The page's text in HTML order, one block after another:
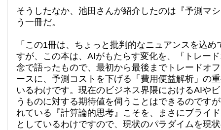
そうしたなか、池田さんが紹介したのは『予測マ
う一冊だ。
「この1冊は、ちょっと批判的なニュアンスを込め
すが、この本は、AIがもたらす変化を、『トレー
念で語ったもので、最初から最後までトレードオ
ースに、予測コストを下げる「費用便益解析」の
いるわけです。現在のビジネス界隈におけるAIや
うものに対する期待値を伺うことはできるのです
れている『計算論的思考』こそを、まさにブライ
としているわけですので、現状のパラダイムを現